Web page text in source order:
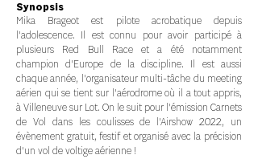
Synopsis
Mika Brageot est pilote acrobatique depuis
l'adolescence. Il est connu pour avoir participé à
plusieurs Red Bull Race et a été notamment
champion d'Europe de la discipline. Il est aussi
chaque année, l'organisateur multi-tâche du meeting
aérien qui se tient sur l'aérodrome où il a tout appris,
à Villeneuve sur Lot. On le suit pour l'émission Carnets
de Vol dans les coulisses de l'Airshow 2022, un
évènement gratuit, festif et organisé avec la précision
d'un vol de voltige aérienne !